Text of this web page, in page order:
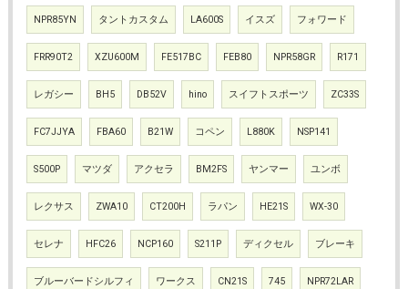
NPR85YN タントカスタム LA600S イスズ フォワード
FRR90T2 XZU600M FE517BC FEB80 NPR58GR R171
レガシー BH5 DB52V hino スイフトスポーツ ZC33S
FC7JJYA FBA60 B21W コペン L880K NSP141
S500P マツダ アクセラ BM2FS ヤンマー ユンボ
レクサス ZWA10 CT200H ラパン HE21S WX-30
セレナ HFC26 NCP160 S211P ディクセル ブレーキ
ブルーバードシルフィ ワークス CN21S 745 NPR72LAR